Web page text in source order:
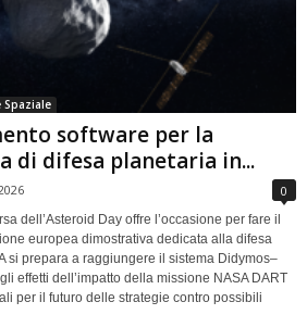
software per la
di difesa planetaria in...
0
dell’Asteroid Day offre l’occasione per fare il
europea dimostrativa dedicata alla difesa
si prepara a raggiungere il sistema Didymos–
effetti dell’impatto della missione NASA DART
per il futuro delle strategie contro possibili